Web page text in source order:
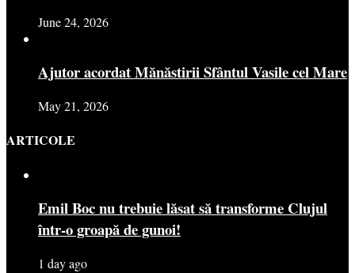
June 24, 2026
Ajutor acordat Mănăstirii Sfântul Vasile cel Mare
May 21, 2026
ARTICOLE
Emil Boc nu trebuie lăsat să transforme Clujul
într-o groapă de gunoi!
1 day ago